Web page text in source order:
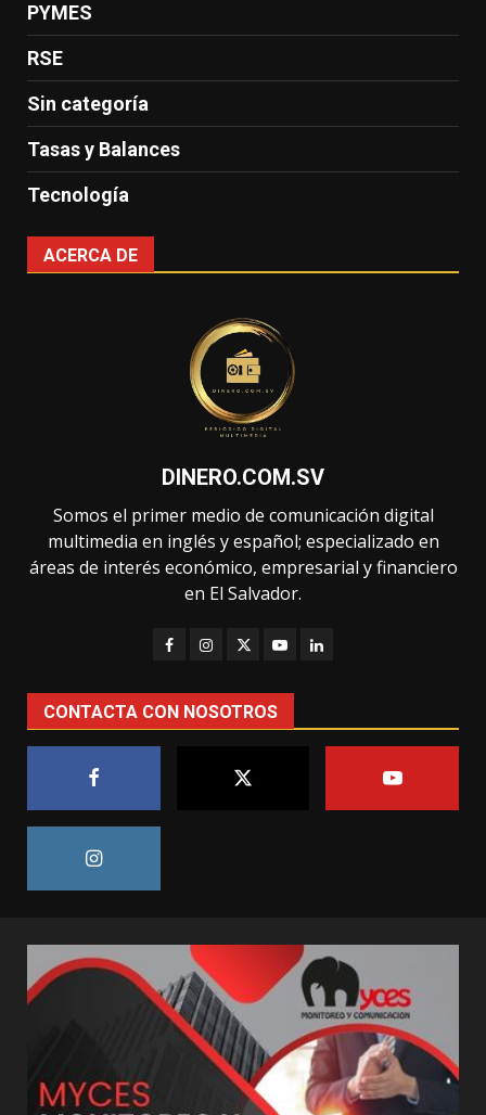
PYMES
RSE
Sin categoría
Tasas y Balances
Tecnología
ACERCA DE
DINERO.COM.SV
Somos el primer medio de comunicación digital
multimedia en inglés y español; especializado en
áreas de interés económico, empresarial y financiero
en El Salvador.
CONTACTA CON NOSOTROS